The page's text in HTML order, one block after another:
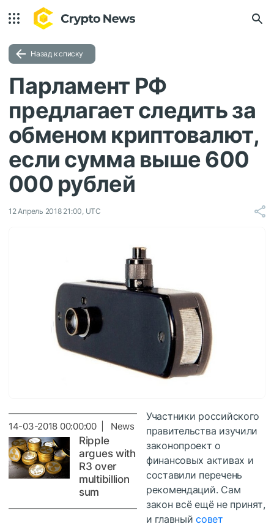
Назад к списку
Парламент РФ
предлагает следить за
обменом криптовалют,
если сумма выше 600
000 рублей
12 Апрель 2018 21:00, UTC
14-03-2018 00:00:00 | News
Ripple
argues with
R3 over
multibillion
sum
Участники российского
правительства изучили
законопроект о
финансовых активах и
составили перечень
рекомендаций. Сам
закон всё ещё не принят,
и главныйсовет